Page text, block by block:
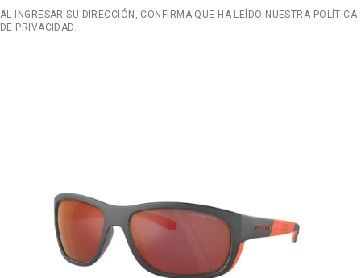
AL INGRESAR SU DIRECCIÓN, CONFIRMA QUE HA LEÍDO NUESTRA POLÍTICA
DE PRIVACIDAD.